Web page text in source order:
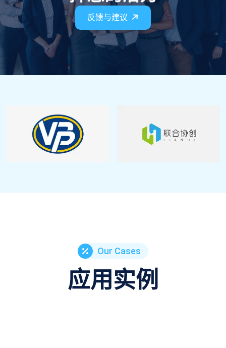
反馈与建议
Our Cases
应用实例